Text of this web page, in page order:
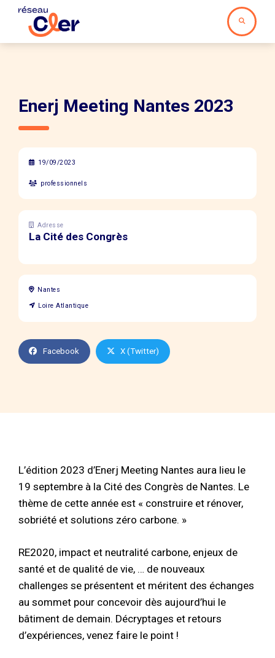
Enerj Meeting Nantes 2023
19/09/2023
professionnels
Adresse
La Cité des Congrès
Nantes
Loire Atlantique
Facebook X (Twitter)
L’édition 2023 d’Enerj Meeting Nantes aura lieu le
19 septembre à la Cité des Congrès de Nantes. Le
thème de cette année est « construire et rénover,
sobriété et solutions zéro carbone. »
RE2020, impact et neutralité carbone, enjeux de
santé et de qualité de vie, … de nouveaux
challenges se présentent et méritent des échanges
au sommet pour concevoir dès aujourd’hui le
bâtiment de demain. Décryptages et retours
d’expériences, venez faire le point !